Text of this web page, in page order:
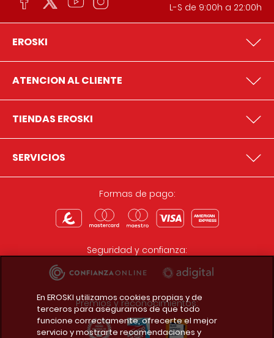
L-S de 9:00h a 22:00h
EROSKI
ATENCION AL CLIENTE
TIENDAS EROSKI
SERVICIOS
Formas de pago:
Seguridad y confianza:
Premios y reconocimientos:
En EROSKI utilizamos cookies propias y de
terceros para asegurarnos de que todo
funcione correctamente, ofrecerte el mejor
servicio y mostrarte recomendaciones y